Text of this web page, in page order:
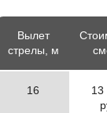
Вылет
стрелы, м
16
13